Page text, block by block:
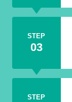
STEP
03
STEP